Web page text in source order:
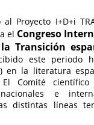
Proyecto I+D+i
el Congreso
este periodo
en la literatura
El Comité
e
distintas líneas